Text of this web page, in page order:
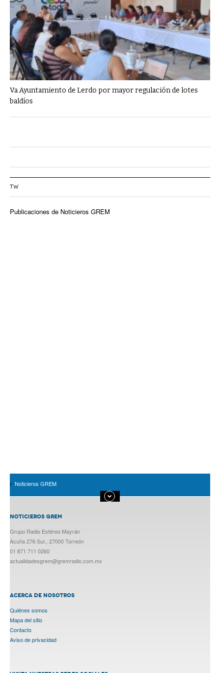
Va Ayuntamiento de Lerdo por mayor regulación de lotes
baldíos
TW
Publicaciones de Noticieros GREM
Noticieros GREM
NOTICIEROS GREM
Grupo Radio Estéreo Mayrán
Acuña 276 Sur., 27000 Torreón
01 871 711 0260
actualidadesgrem@gremradio.com.mx
ACERCA DE NOSOTROS
Quiénes somos
Mapa del sitio
Contacto
Aviso de privacidad